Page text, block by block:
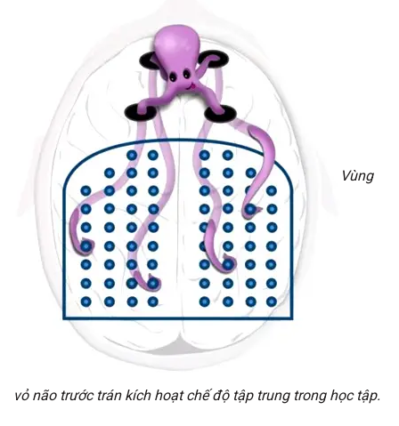
Vùng
vỏ não trước trán kích hoạt chế độ tập trung trong học tập.